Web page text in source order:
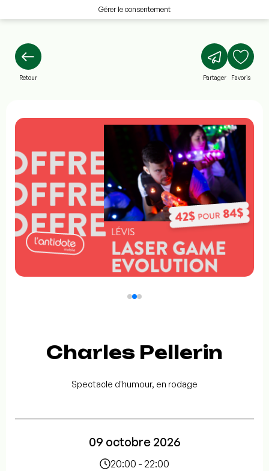
Gérer le consentement
Retour Partager Favoris
Charles Pellerin
Spectacle d'humour, en rodage
09 octobre 2026
20:00 - 22:00